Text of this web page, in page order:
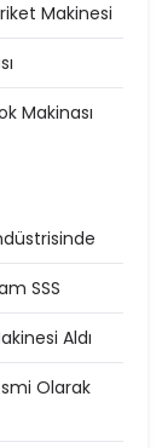
Makinesi
Makinası
SSS
Aldı
Olarak